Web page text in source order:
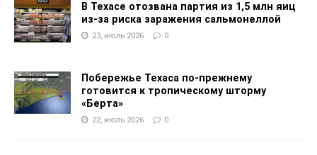
В Техасе отозвана партия из 1,5 млн яиц
из-за риска заражения сальмонеллой
23, июль 2026 0
Побережье Техаса по-прежнему
готовится к тропическому шторму
«Берта»
22, июль 2026 0